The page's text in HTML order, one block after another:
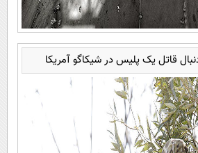
قاتل یک پلیس در شیکاگو آمریکا